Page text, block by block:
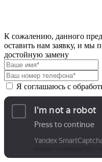
К сожалению, данного
оставить нам заявку, и мы
достойную замену
Я соглашаюсь с